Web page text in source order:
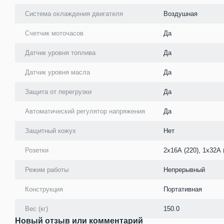
Система охлаждения двигателя Воздушная
Счетчик моточасов Да
Датчик уровня топлива Да
Датчик уровня масла Да
Защита от перегрузки Да
Автоматический регулятор напряжения Да
Защитный кожух Нет
Розетки 2х16А (220), 1х32А
Режим работы Непрерывный
Конструкция Портативная
Вес (кг) 150.0
Новый отзыв или комментарий